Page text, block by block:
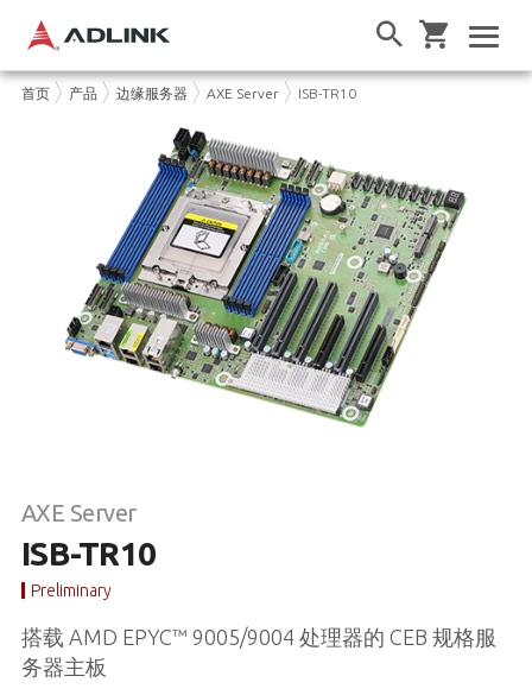
首页 产品 边缘服务器 AXE Server ISB-TR10
AXE Server
ISB-TR10
Preliminary
搭载 AMD EPYC™ 9005/9004 处理器的 CEB 规格服
务器主板